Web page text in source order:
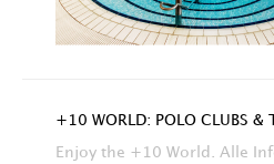
+10 WORLD: POLO CLUBS &
Enjoy the +10 World. Alle